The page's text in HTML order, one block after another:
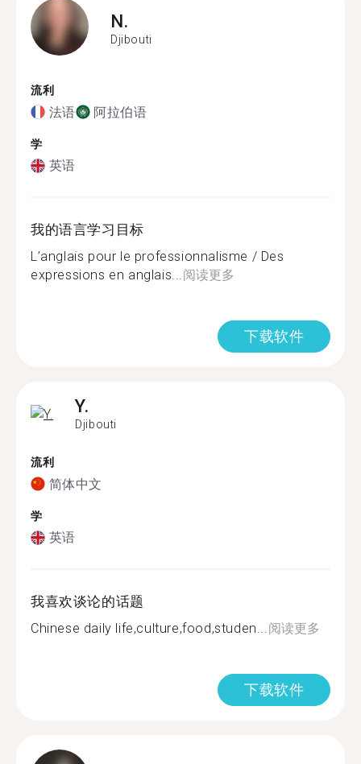
N.
Djibouti
流利
法语 阿拉伯语
学
英语
我的语言学习目标
L’anglais pour le professionnalisme / Des
expressions en anglais...阅读更多
下载软件
Y.
Djibouti
流利
简体中文
学
英语
我喜欢谈论的话题
Chinese daily life,culture,food,studen...阅读更多
下载软件